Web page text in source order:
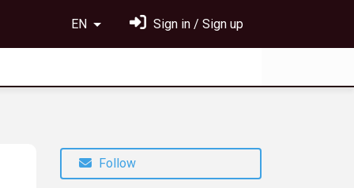
EN Sign in / Sign up
Follow